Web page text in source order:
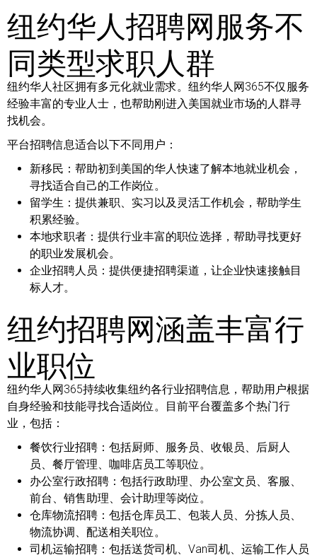
纽约华人招聘网服务不
同类型求职人群
纽约华人社区拥有多元化就业需求。纽约华人网365不仅服务
经验丰富的专业人士，也帮助刚进入美国就业市场的人群寻
找机会。
平台招聘信息适合以下不同用户：
新移民： 帮助初到美国的华人快速了解本地就业机会，
寻找适合自己的工作岗位。
留学生： 提供兼职、实习以及灵活工作机会，帮助学生
积累经验。
本地求职者： 提供行业丰富的职位选择，帮助寻找更好
的职业发展机会。
企业招聘人员： 提供便捷招聘渠道，让企业快速接触目
标人才。
纽约招聘网涵盖丰富行
业职位
纽约华人网365持续收集纽约各行业招聘信息，帮助用户根据
自身经验和技能寻找合适岗位。目前平台覆盖多个热门行
业，包括：
餐饮行业招聘： 包括厨师、服务员、收银员、后厨人
员、餐厅管理、咖啡店员工等职位。
办公室行政招聘： 包括行政助理、办公室文员、客服、
前台、销售助理、会计助理等岗位。
仓库物流招聘： 包括仓库员工、包装人员、分拣人员、
物流协调、配送相关职位。
司机运输招聘： 包括送货司机、Van司机、运输工作人员